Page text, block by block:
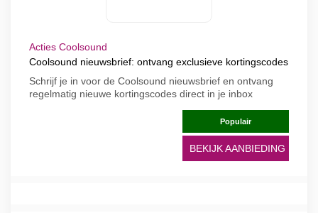
Acties Coolsound
Coolsound nieuwsbrief: ontvang exclusieve kortingscodes
Schrijf je in voor de Coolsound nieuwsbrief en ontvang
regelmatig nieuwe kortingscodes direct in je inbox
Populair
BEKIJK AANBIEDING